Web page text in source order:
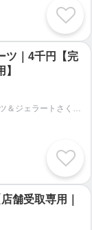
ツ｜4千円【完
【公式】フルーツ＆ジェラートさくらじま
舗受取専用｜